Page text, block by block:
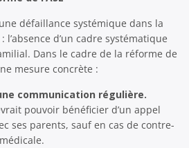
défaillance systémique dans la
d’un cadre systématique
Dans le cadre de la réforme de
mesure concrète :
communication régulière.
pouvoir bénéficier d’un appel
ses parents, sauf en cas de contre-